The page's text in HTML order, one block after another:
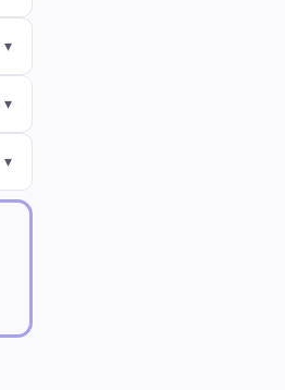
▾
▾
▾